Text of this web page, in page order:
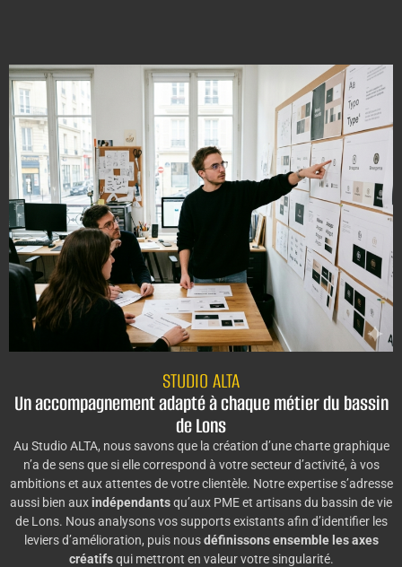
STUDIO ALTA
Un accompagnement adapté à chaque métier du bassin
de Lons
Au Studio ALTA, nous savons que la création d’une charte graphique
n’a de sens que si elle correspond à votre secteur d’activité, à vos
ambitions et aux attentes de votre clientèle. Notre expertise s’adresse
aussi bien aux indépendantsqu’aux PME et artisans du bassin de vie
de Lons. Nous analysons vos supports existants afin d’identifier les
leviers d’amélioration, puis nousdéfinissons ensemble les axes
créatifsqui mettront en valeur votre singularité.